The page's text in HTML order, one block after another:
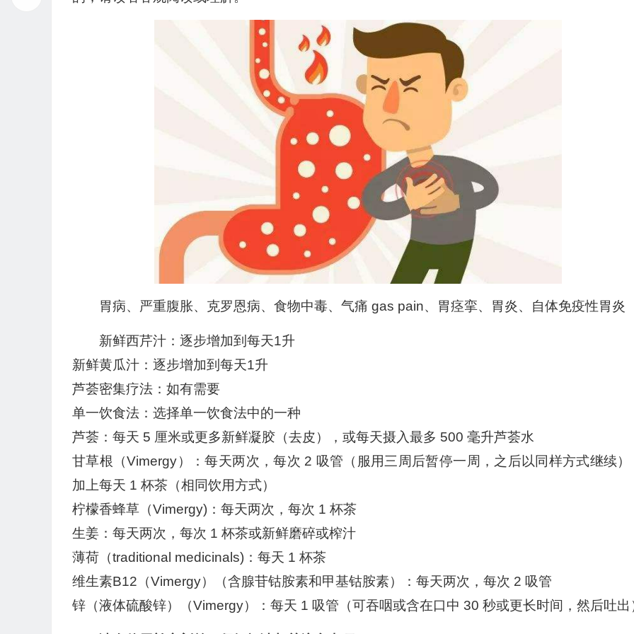
胃病、严重腹胀、克罗恩病、食物中毒、气痛 gas pain、胃痉挛、胃炎、自体免疫性胃炎
新鲜西芹汁：逐步增加到每天1升
新鲜黄瓜汁：逐步增加到每天1升
芦荟密集疗法：如有需要
单一饮食法：选择单一饮食法中的一种
芦荟：每天 5 厘米或更多新鲜凝胶（去皮），或每天摄入最多 500 毫升芦荟水
甘草根（Vimergy）：每天两次，每次 2 吸管（服用三周后暂停一周，之后以同样方式继续）
加上每天 1 杯茶（相同饮用方式）
柠檬香蜂草（Vimergy)：每天两次，每次 1 杯茶
生姜：每天两次，每次 1 杯茶或新鲜磨碎或榨汁
薄荷（traditional medicinals)：每天 1 杯茶
维生素B12（Vimergy）（含腺苷钴胺素和甲基钴胺素）：每天两次，每次 2 吸管
锌（液体硫酸锌）（Vimergy）：每天 1 吸管（可吞咽或含在口中 30 秒或更长时间，然后吐出